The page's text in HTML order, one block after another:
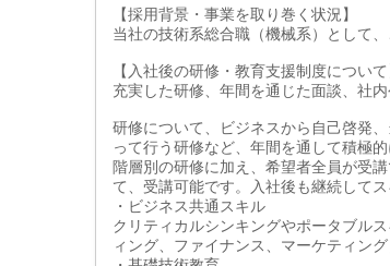
【採用背景・事業を取り巻く状況】
当社の技術系総合職（機械系）として
【入社後の研修・教育支援制度について
充実した研修、年間を通じた面談、社
研修について、ビジネスから自己啓発
って行う研修など、年間を通して積極的
階層別の研修に加え、希望者全員が受
て、受講可能です。入社後も継続して
・ビジネス共通スキル
クリティカルシンキングやポータブル
ィング、ファイナンス、マーケティン